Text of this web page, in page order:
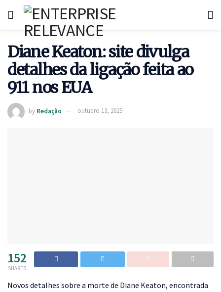
Diane Keaton: site divulga
detalhes da ligação feita ao
911 nos EUA
by Redação outubro 13, 2025
152
SHARES
Novos detalhes sobre a morte de Diane Keaton, encontrada